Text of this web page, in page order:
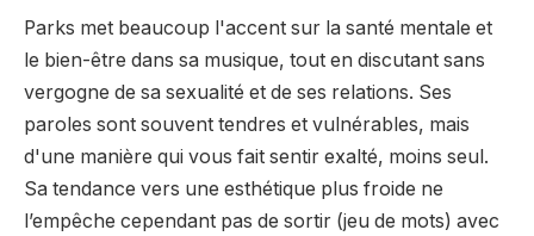
Parks met beaucoup l'accent sur la santé mentale et
le bien-être dans sa musique, tout en discutant sans
vergogne de sa sexualité et de ses relations. Ses
paroles sont souvent tendres et vulnérables, mais
d'une manière qui vous fait sentir exalté, moins seul.
Sa tendance vers une esthétique plus froide ne
l’empêche cependant pas de sortir (jeu de mots) avec